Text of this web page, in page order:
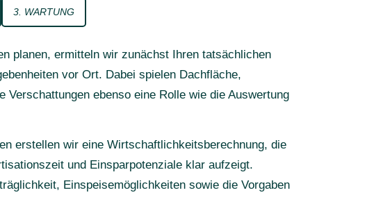
3. WARTUNG
planen, ermitteln wir zunächst Ihren tatsächlichen
vor Ort. Dabei spielen Dachfläche,
Verschattungen ebenso eine Rolle wie die Auswertung
erstellen wir eine Wirtschaftlichkeitsberechnung, die
und Einsparpotenziale klar aufzeigt.
Einspeisemöglichkeiten sowie die Vorgaben